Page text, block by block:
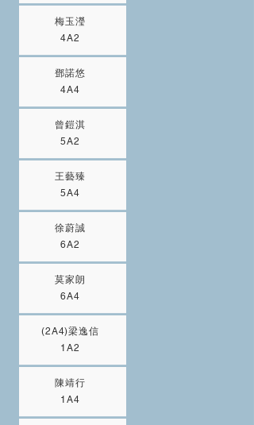
梅玉瀅
4A2
鄧諾悠
4A4
曾鎧淇
5A2
王藝臻
5A4
徐蔚誠
6A2
莫家朗
6A4
(2A4)梁逸信
1A2
陳靖行
1A4